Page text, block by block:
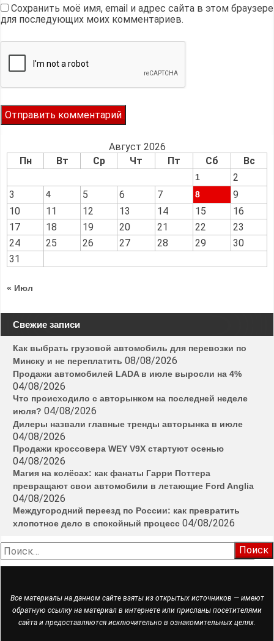
Сохранить моё имя, email и адрес сайта в этом браузере
для последующих моих комментариев.
Август 2026
Пн
Вт Ср Чт Пт Сб Вс
1
2
3
4 5 6 7 8
9
10
11 12 13 14 15
16
17
18 19 20 21 22
23
24
25 26 27 28 29
30
31
« Июл
Свежие записи
Как выбрать грузовой автомобиль для перевозки по
Минску и не переплатить 08/08/2026
Продажи автомобилей LADA в июле выросли на 4%
04/08/2026
Что происходило с авторынком на последней неделе
июля? 04/08/2026
Дилеры назвали главные тренды авторынка в июле
04/08/2026
Продажи кроссовера WEY V9X стартуют осенью
04/08/2026
Магия на колёсах: как фанаты Гарри Поттера
превращают свои автомобили в летающие Ford Anglia
04/08/2026
Междугородний переезд по России: как превратить
хлопотное дело в спокойный процесс 04/08/2026
Найти:
Все материалы на данном сайте взяты из открытых источников — имеют
обратную ссылку на материал в интернете или присланы посетителями
сайта и предоставляются исключительно в ознакомительных целях.